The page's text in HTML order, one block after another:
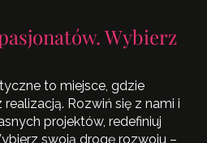
Wybierz
to miejsce, gdzie
Rozwiń się z nami i
projektów, redefiniuj
swoją drogę rozwoju –